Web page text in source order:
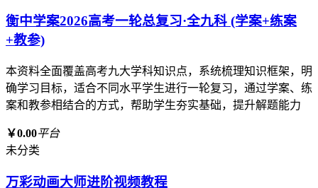
衡中学案2026高考一轮总复习·全九科 (学案+练案
+教参)
本资料全面覆盖高考九大学科知识点，系统梳理知识框架，明
确学习目标，适合不同水平学生进行一轮复习，通过学案、练
案和教参相结合的方式，帮助学生夯实基础，提升解题能力
￥0.00平台
未分类
万彩动画大师进阶视频教程